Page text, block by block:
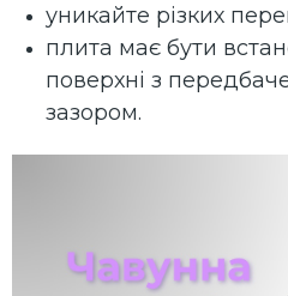
уникайте різких
плита має бути
поверхні з
зазором.